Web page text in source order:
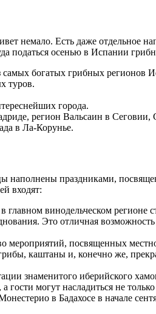
немало. Есть даже отдельное
податься осенью в Испании
богатых грибных регионов
туров.
города.
регион Вальсаин в Сеговии,
в Ла-Корунье.
наполнены праздниками,
входят:
главном винодельческом регионе
Это отличная возможность
мероприятий, посвященных
каштаны и, конечно же,
знаменитого иберийского
могут насладиться не
в Бадахосе в начале